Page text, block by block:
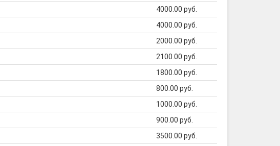
4000.00 руб.
4000.00 руб.
2000.00 руб.
2100.00 руб.
1800.00 руб.
800.00 руб.
1000.00 руб.
900.00 руб.
3500.00 руб.